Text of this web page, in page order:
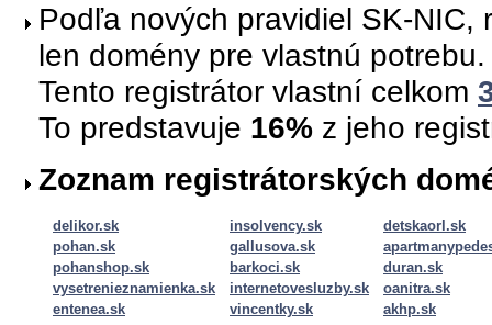
Podľa nových pravidiel SK-NIC,
len domény pre vlastnú potrebu.
Tento registrátor vlastní celkom
To predstavuje 16% z jeho
Zoznam registrátorských
delikor.sk insolvency.sk
detskaorl.sk
pohan.sk
gallusova.sk
pohanshop.sk
barkoci.sk
duran.sk
vysetrenieznamienka.sk
internetovesluzby.sk
oanitra.sk
entenea.sk
vincentky.sk akhp.sk